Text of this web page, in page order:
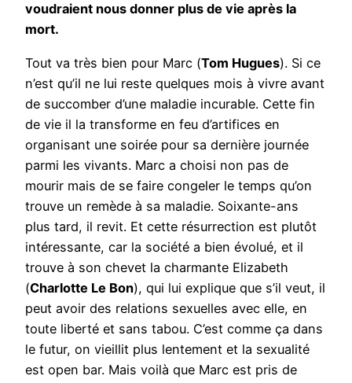
voudraient nous donner plus de vie après la
mort.
Tout va très bien pour Marc (Tom Hugues). Si ce
n’est qu’il ne lui reste quelques mois à vivre avant
de succomber d’une maladie incurable. Cette fin
de vie il la transforme en feu d’artifices en
organisant une soirée pour sa dernière journée
parmi les vivants. Marc a choisi non pas de
mourir mais de se faire congeler le temps qu’on
trouve un remède à sa maladie. Soixante-ans
plus tard, il revit. Et cette résurrection est plutôt
intéressante, car la société a bien évolué, et il
trouve à son chevet la charmante Elizabeth
(Charlotte Le Bon), qui lui explique que s’il veut, il
peut avoir des relations sexuelles avec elle, en
toute liberté et sans tabou. C’est comme ça dans
le futur, on vieillit plus lentement et la sexualité
est open bar. Mais voilà que Marc est pris de